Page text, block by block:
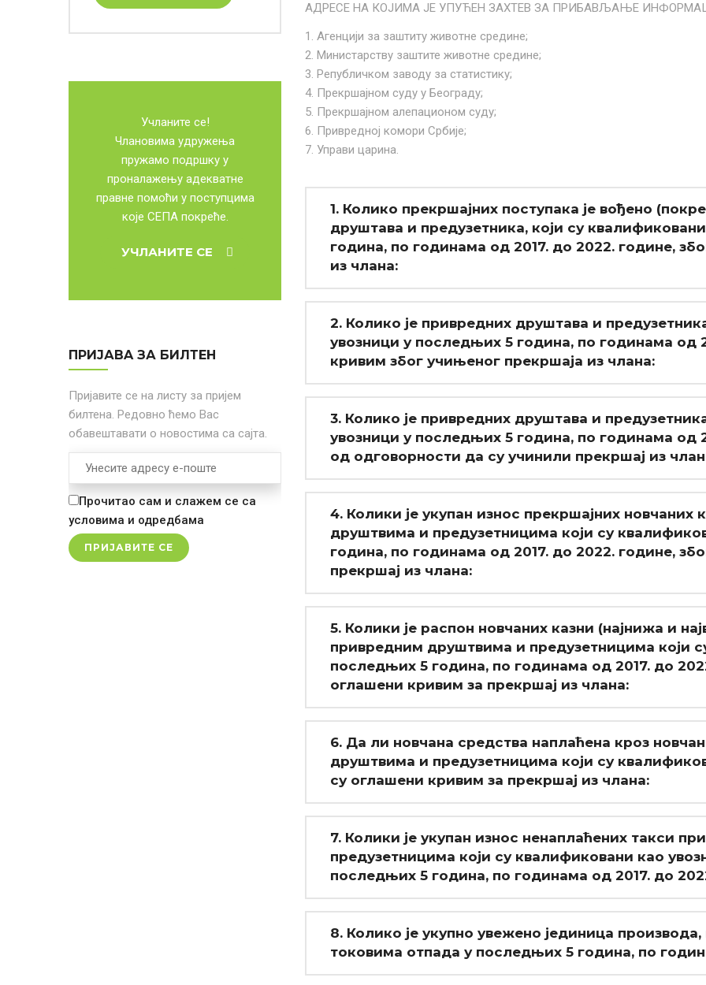
АДРЕСЕ НА КОЈИМА ЈЕ УПУЋЕН ЗАХТЕВ ЗА ПРИБАВЉАЊЕ
1. Агенцији за заштиту животне средине;
2. Министарству заштите животне средине;
3. Републичком заводу за статистику;
4. Прекршајном суду у Београду;
5. Прекршајном алепационом суду;
6. Привредној комори Србије;
7. Управи царина.
1. Колико прекршајних поступака је вођено
друштава и предузетника, који су
година, по годинама од 2017. до 2022. године,
из члана:
2. Колико је привредних друштава и
увозници у последњих 5 година, по годинама од
кривим због учињеног прекршаја из члана:
3. Колико је привредних друштава и
увозници у последњих 5 година, по годинама од
од одговорности да су учинили прекршај из
4. Колики је укупан износ прекршајних новчаних
друштвима и предузетницима који су
година, по годинама од 2017. до 2022. године,
прекршај из члана:
5. Колики је распон новчаних казни (најнижа и
привредним друштвима и предузетницима који
последњих 5 година, по годинама од 2017. до
оглашени кривим за прекршај из члана:
6. Да ли новчана средства наплаћена кроз
друштвима и предузетницима који су
су оглашени кривим за прекршај из члана:
7. Колики је укупан износ ненаплаћених такси
предузетницима који су квалификовани као
последњих 5 година, по годинама од 2017. до
8. Колико је укупно увежено јединица
токовима отпада у последњих 5 година, по
Учланите се!
Члановима удружења
пружамо подршку у
проналажењу адекватне
правне помоћи у поступцима
које СЕПА покреће.
УЧЛАНИТЕ СЕ
ПРИЈАВA ЗА БИЛТЕН
Пријавите се на листу за пријем
билтена. Редовно ћемо Вас
обавештавати о новостима са сајта.
Прочитао сам и слажем се са
условима и одредбама